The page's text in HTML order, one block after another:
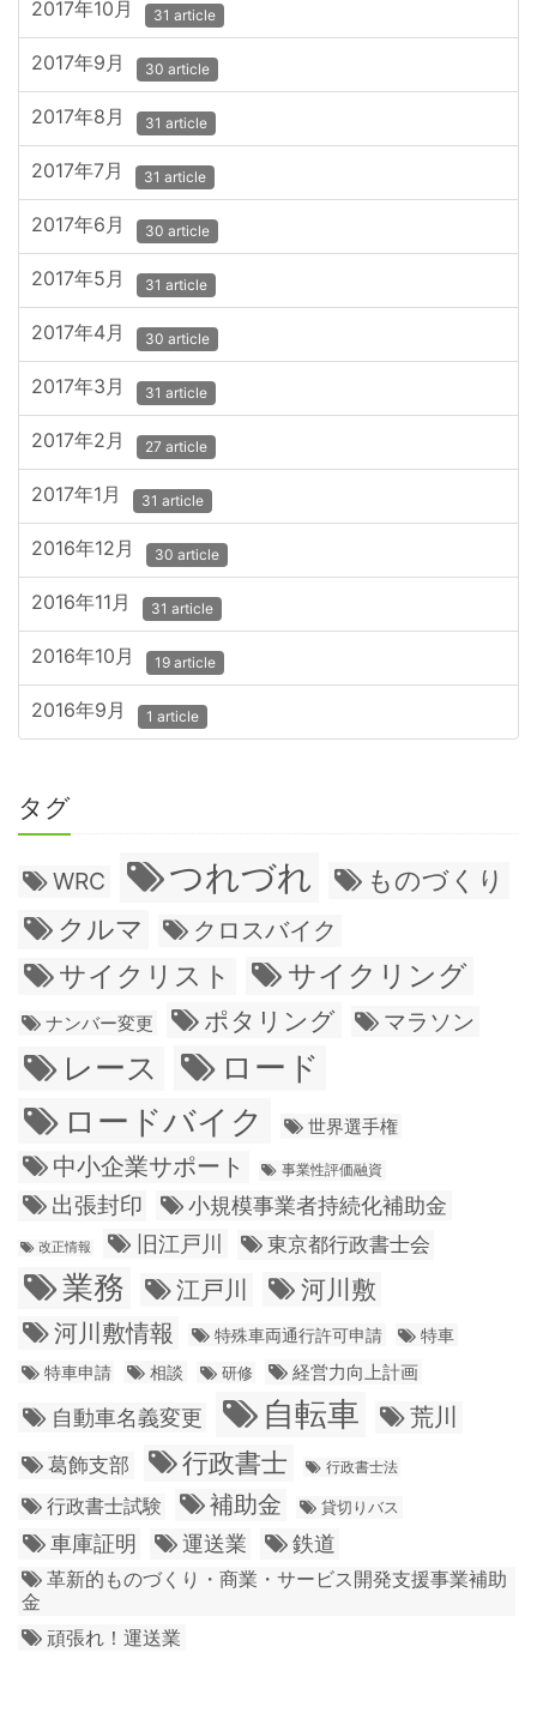
2017年10月 31 article
2017年9月 30 article
2017年8月 31 article
2017年7月 31 article
2017年6月 30 article
2017年5月 31 article
2017年4月 30 article
2017年3月 31 article
2017年2月 27 article
2017年1月 31 article
2016年12月 30 article
2016年11月 31 article
2016年10月 19 article
2016年9月 1 article
タグ
WRC つれづれ ものづくり
クルマ クロスバイク
サイクリスト サイクリング
ナンバー変更 ポタリング マラソン
レース
ロード
ロードバイク
世界選手権
中小企業サポート 事業性評価融資
出張封印 小規模事業者持続化補助金
改正情報 旧江戸川 東京都行政書士会
業務 江戸川
河川敷
河川敷情報
特殊車両通行許可申請
特車
特車申請
相談 研修 経営力向上計画
自動車名義変更 自転車 荒川
葛飾支部 行政書士 行政書士法
行政書士試験 補助金 貸切りバス
車庫証明 運送業 鉄道
革新的ものづくり・商業・サービス開発支援事業補助
金
頑張れ！運送業